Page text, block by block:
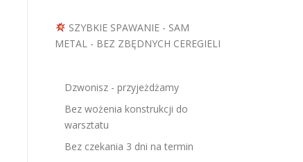
SZYBKIE SPAWANIE - SAM
METAL - BEZ ZBĘDNYCH CEREGIELI
Dzwonisz - przyjeżdżamy
Bez wożenia konstrukcji do
warsztatu
Bez czekania 3 dni na termin